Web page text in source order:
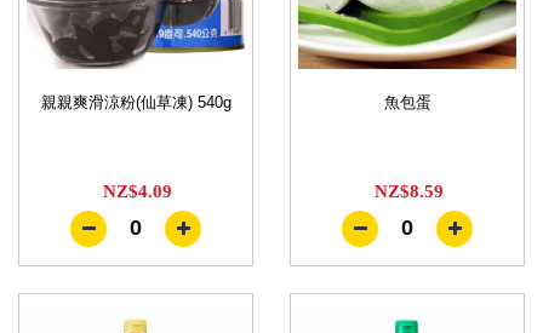
親親爽滑涼粉(仙草凍) 540g
NZ$4.09
0
魚包蛋
NZ$8.59
0